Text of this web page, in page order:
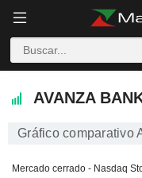
AVANZA BANK
AVANZA
Gráfico comparativo
Mercado cerrado - Nasdaq